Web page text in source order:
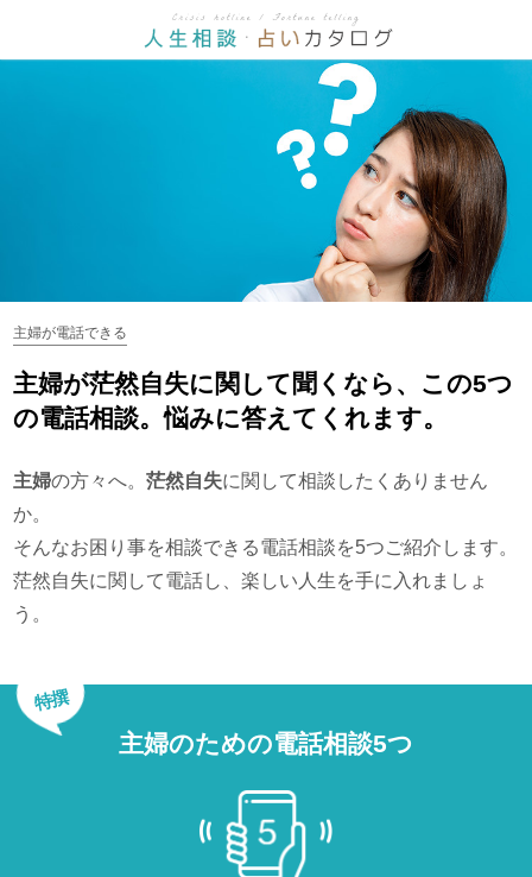
主婦が電話できる
主婦が茫然自失に関して聞くなら、この5つ
の電話相談。悩みに答えてくれます。
主婦の方々へ。 茫然自失に関して相談したくありません
か。
そんなお困り事を相談できる電話相談を5つご紹介します。
茫然自失に関して電話し、楽しい人生を手に入れましょ
う。
特撰
主婦のための電話相談5つ